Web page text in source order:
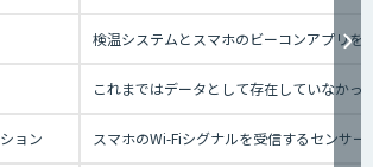
検温システムとスマホのビーコンアプリを
これまではデータとして存在していなか
ョン スマホのWi-Fiシグナルを受信するセンサ